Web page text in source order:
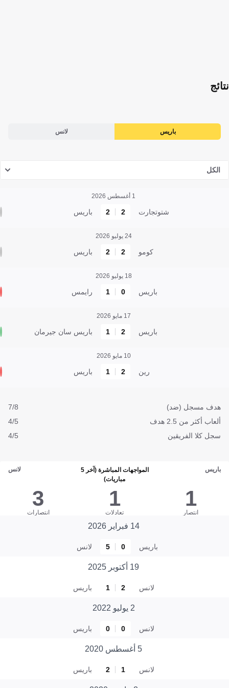
نتائج
باريس لانس
الكل
1 أغسطس 2026
شتوتجارت 2
2 باريس
24 يوليو 2026
كومو 2
2 باريس
18 يوليو 2026
باريس 0
1 رايمس
17 مايو 2026
باريس 2
1 باريس سان جيرمان
10 مايو 2026
رين 2
1 باريس
هدف مسجل (ضد)
7/8
ألعاب أكثر من 2.5 هدف
4/5
سجل كلا الفريقين
4/5
باريس
المواجهات المباشرة (آخر 5
مباريات)
لانس
1
انتصار
1
تعادلات
3
انتصارات
14 فبراير 2026
باريس 0
5 لانس
19 أكتوبر 2025
لانس 2
1 باريس
2 يوليو 2022
لانس 0
0 باريس
5 أغسطس 2020
لانس 1
2 باريس